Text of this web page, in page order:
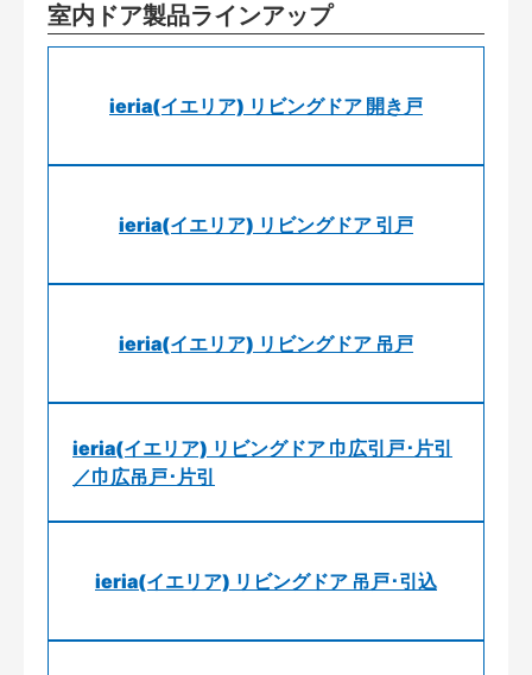
室内ドア製品ラインアップ
ieria(イエリア) リビングドア 開き戸
ieria(イエリア) リビングドア 引戸
ieria(イエリア) リビングドア 吊戸
ieria(イエリア) リビングドア 巾広引戸･片引
／巾広吊戸･片引
ieria(イエリア) リビングドア 吊戸･引込